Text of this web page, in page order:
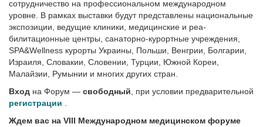
сотрудничество на профессиональном международном
уровне. В рамках выставки будут представлены национальные
экспозиции, ведущие клиники, медицинские и реа­
билитационные центры, санаторно-курортные учреждения,
SPA&Wellness курорты Украины, Польши, Венгрии, Болгарии,
Израиля, Словакии, Словении, Турции, Южной Кореи,
Малайзии, Румынии и многих других стран.
Вход на Форум — свободный, при условии предварительной
регистрации .
Ждем вас на VIII Международном медицинском форуме